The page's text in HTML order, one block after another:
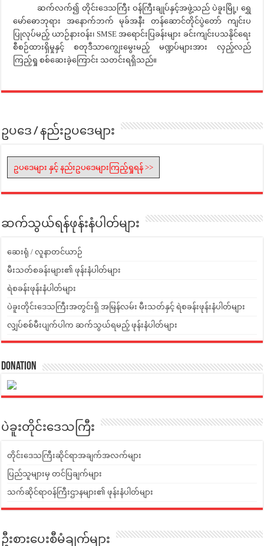
ဆက်လက်၍ တိုင်းဒေသကြီး ဝန်ကြီးချုပ်နှင့်အဖွဲ့သည် ပဲခူးမြို့၊ ရွှေ
မော်ဓောဘုရား အနောက်ဘက် မုခ်အနီး တန်ဆောင်တိုင်ပွဲတော် ကျင်းပ
ပြုလုပ်မည့် ယာဉ်နားဝန်း၊ SMSE အရောင်းပြခန်းများ ခင်းကျင်းပသနိုင်ရေး
စီစဉ်ထားရှိမှုနှင့် စတုဒီသာကျွေးမွေးမည့် မဏ္ဍပ်များအား လှည့်လည်
ကြည့်ရှု စစ်ဆေးခဲ့ကြောင်း သတင်းရရှိသည်။
ဥပဒေ / နည်းဥပဒေများ
ဥပဒေများ နှင့် နည်းဥပဒေများကြည့်ရှုရန် >>
ဆက်သွယ်ရန်ဖုန်းနံပါတ်များ
ဆေးရုံ / လူနာတင်ယာဉ်
မီးသတ်စခန်းများ၏ ဖုန်းနံပါတ်များ
ရဲစခန်းဖုန်းနံပါတ်များ
ပဲခူးတိုင်းဒေသကြီးအတွင်းရှိ အမြန်လမ်း မီးသတ်နှင့် ရဲစခန်းဖုန်းနံပါတ်များ
လျှပ်စစ်မီးပျက်ပါက ဆက်သွယ်ရမည့် ဖုန်းနံပါတ်များ
Donation
ပဲခူးတိုင်းဒေသကြီး
တိုင်းဒေသကြီးဆိုင်ရာအချက်အလက်များ
ပြည်သူများမှ တင်ပြချက်များ
သက်ဆိုင်ရာဝန်ကြီးဌာနများ၏ ဖုန်းနံပါတ်များ
ဦးစားပေးစီမံချက်များ